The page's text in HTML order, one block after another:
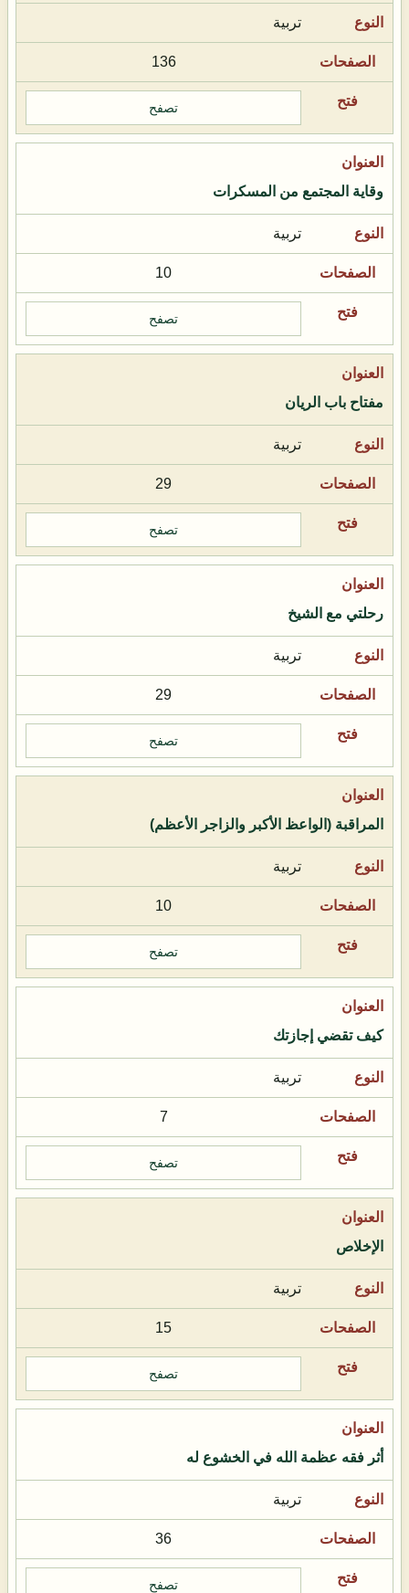
تربية
136
تصفح
وقاية المجتمع من المسكرات
تربية
10
تصفح
مفتاح باب الريان
تربية
29
تصفح
رحلتي مع الشيخ
تربية
29
تصفح
المراقبة (الواعظ الأكبر والزاجر الأعظم)
تربية
10
تصفح
كيف تقضي إجازتك
تربية
7
تصفح
الإخلاص
تربية
15
تصفح
أثر فقه عظمة الله في الخشوع له
تربية
36
تصفح